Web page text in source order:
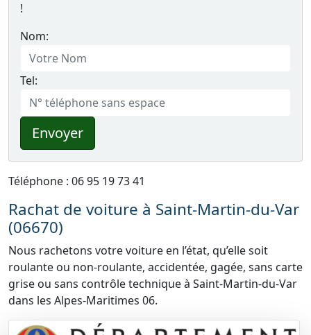
!
Nom:
Tel:
Envoyer
Téléphone : 06 95 19 73 41
Rachat de voiture à Saint-Martin-du-Var
(06670)
Nous rachetons votre voiture en l’état, qu’elle soit
roulante ou non-roulante, accidentée, gagée, sans carte
grise ou sans contrôle technique à Saint-Martin-du-Var
dans les Alpes-Maritimes 06.